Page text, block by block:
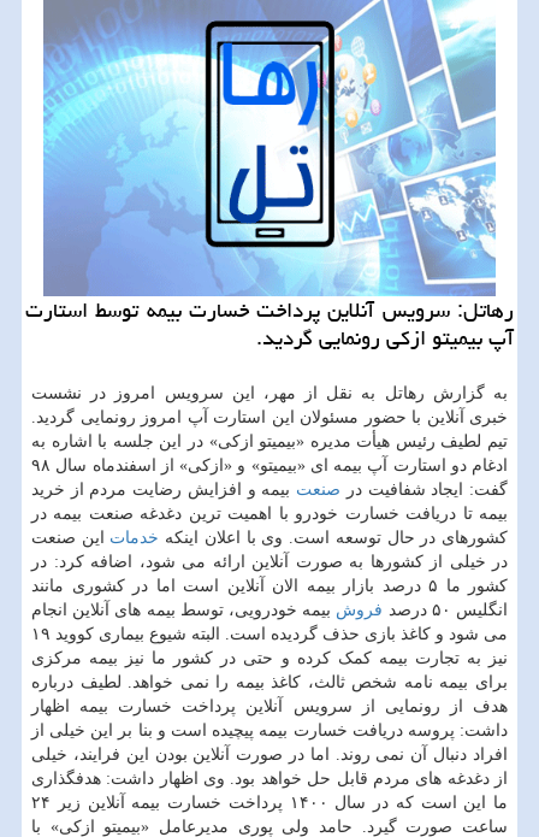
رهاتل: سرویس آنلاین پرداخت خسارت بیمه توسط استارت
آپ بیمیتو ازکی رونمایی گردید.
به گزارش رهاتل به نقل از مهر، این سرویس امروز در نشست
خبری آنلاین با حضور مسئولان این استارت آپ امروز رونمایی گردید.
تیم لطیف رئیس هیأت مدیره «بیمیتو ازکی» در این جلسه با اشاره به
ادغام دو استارت آپ بیمه ای «بیمیتو» و «ازکی» از اسفندماه سال ۹۸
گفت: ایجاد شفافیت در صنعت بیمه و افزایش رضایت مردم از خرید
بیمه تا دریافت خسارت خودرو با اهمیت ترین دغدغه صنعت بیمه در
کشورهای در حال توسعه است. وی با اعلان اینکه خدمات این صنعت
در خیلی از کشورها به صورت آنلاین ارائه می شود، اضافه کرد: در
کشور ما ۵ درصد بازار بیمه الان آنلاین است اما در کشوری مانند
انگلیس ۵۰ درصد
فروش بیمه خودرویی، توسط بیمه های آنلاین انجام
می شود و کاغذ بازی حذف گردیده است. البته شیوع بیماری کووید ۱۹
نیز به تجارت بیمه کمک کرده و حتی در کشور ما نیز بیمه مرکزی
برای بیمه نامه شخص ثالث، کاغذ بیمه را نمی خواهد. لطیف درباره
هدف از رونمایی از سرویس آنلاین پرداخت خسارت بیمه اظهار
داشت: پروسه دریافت خسارت بیمه پیچیده است و بنا بر این خیلی از
افراد دنبال آن نمی روند. اما در صورت آنلاین بودن این فرایند، خیلی
از دغدغه های مردم قابل حل خواهد بود. وی اظهار داشت: هدفگذاری
ما این است که در سال ۱۴۰۰ پرداخت خسارت بیمه آنلاین زیر ۲۴
ساعت صورت گیرد. حامد ولی پوری مدیرعامل «بیمیتو ازکی» با